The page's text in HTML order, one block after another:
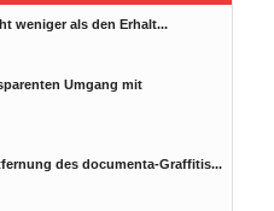
weniger als den Erhalt...
Umgang mit
des documenta-Graffitis...